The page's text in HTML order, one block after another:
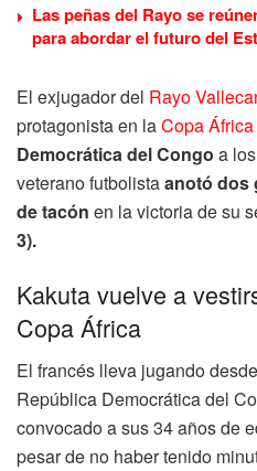
Las peñas del Rayo se
para abordar el futuro del
El exjugador del Rayo
protagonista en laCopa África
Democrática del Congo a
veterano futbolistaanotó dos
de tacón en la victoria de su
3).
Kakuta vuelve a
Copa África
El francés lleva jugando
República Democrática del
convocado a sus 34 años de
pesar de no haber tenido